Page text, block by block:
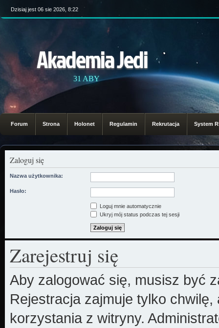
Dzisiaj jest 06 sie 2026, 8:22
Akademia Jedi
31 ABY
Forum Strona Holonet Regulamin Rekrutacja System
Zaloguj się
Nazwa użytkownika:
Hasło:
Loguj mnie automatycznie
Ukryj mój status podczas tej sesji
Zarejestruj się
Aby zalogować się, musisz być
Rejestracja zajmuje tylko
korzystania z witryny.